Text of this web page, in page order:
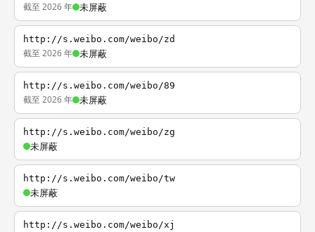
截至 2026 年 未屏蔽
http://s.weibo.com/weibo/zd
截至 2026 年 未屏蔽
http://s.weibo.com/weibo/89
截至 2026 年 未屏蔽
http://s.weibo.com/weibo/zg
未屏蔽
http://s.weibo.com/weibo/tw
未屏蔽
http://s.weibo.com/weibo/xj